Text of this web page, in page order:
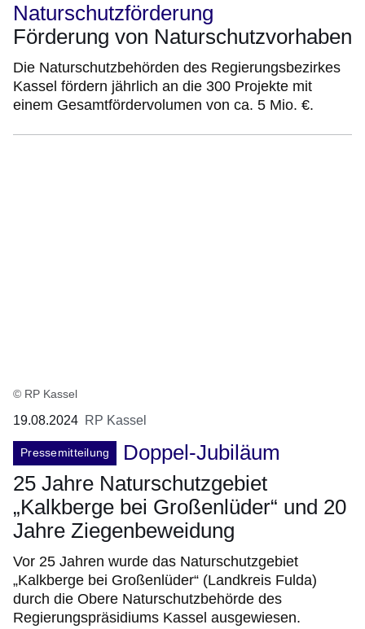
Naturschutzförderung
Förderung von Naturschutzvorhaben
Die Naturschutzbehörden des Regierungsbezirkes
Kassel fördern jährlich an die 300 Projekte mit
einem Gesamtfördervolumen von ca. 5 Mio. €.
© RP Kassel
19.08.2024 RP Kassel
Pressemitteilung
Doppel-Jubiläum
25 Jahre Naturschutzgebiet
„Kalkberge bei Großenlüder“ und 20
Jahre Ziegenbeweidung
Vor 25 Jahren wurde das Naturschutzgebiet
„Kalkberge bei Großenlüder“ (Landkreis Fulda)
durch die Obere Naturschutzbehörde des
Regierungspräsidiums Kassel ausgewiesen.